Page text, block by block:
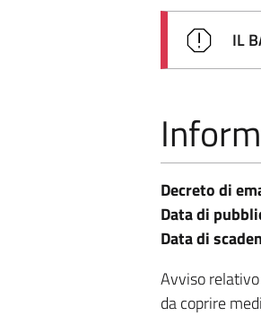
IL
Decreto di
Data di
Data di
Avviso
da coprire